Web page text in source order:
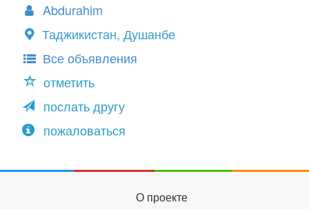
Abdurahim
Таджикистан, Душанбе
Все объявления
отметить
послать другу
пожаловаться
О проекте